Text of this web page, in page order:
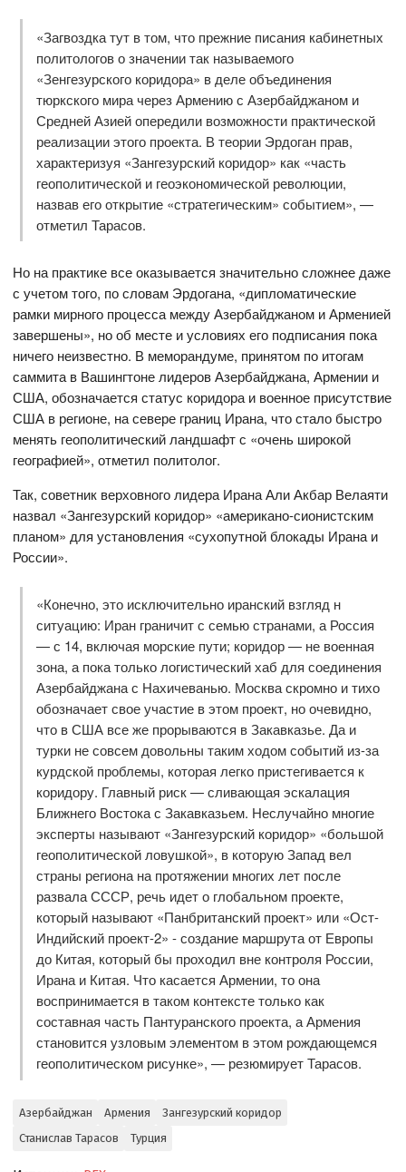
«Загвоздка тут в том, что прежние писания кабинетных
политологов о значении так называемого
«Зенгезурского коридора» в деле объединения
тюркского мира через Армению с Азербайджаном и
Средней Азией опередили возможности практической
реализации этого проекта. В теории Эрдоган прав,
характеризуя «Зангезурский коридор» как «часть
геополитической и геоэкономической революции,
назвав его открытие «стратегическим» событием», —
отметил Тарасов.
Но на практике все оказывается значительно сложнее даже
с учетом того, по словам Эрдогана, «дипломатические
рамки мирного процесса между Азербайджаном и Арменией
завершены», но об месте и условиях его подписания пока
ничего неизвестно. В меморандуме, принятом по итогам
саммита в Вашингтоне лидеров Азербайджана, Армении и
США, обозначается статус коридора и военное присутствие
США в регионе, на севере границ Ирана, что стало быстро
менять геополитический ландшафт с «очень широкой
географией», отметил политолог.
Так, советник верховного лидера Ирана Али Акбар Велаяти
назвал «Зангезурский коридор» «американо-сионистским
планом» для установления «сухопутной блокады Ирана и
России».
«Конечно, это исключительно иранский взгляд н
ситуацию: Иран граничит с семью странами, а Россия
— с 14, включая морские пути; коридор — не военная
зона, а пока только логистический хаб для соединения
Азербайджана с Нахичеванью. Москва скромно и тихо
обозначает свое участие в этом проект, но очевидно,
что в США все же прорываются в Закавказье. Да и
турки не совсем довольны таким ходом событий из-за
курдской проблемы, которая легко пристегивается к
коридору. Главный риск — сливающая эскалация
Ближнего Востока с Закавказьем. Неслучайно многие
эксперты называют «Зангезурский коридор» «большой
геополитической ловушкой», в которую Запад вел
страны региона на протяжении многих лет после
развала СССР, речь идет о глобальном проекте,
который называют «Панбританский проект» или «Ост-
Индийский проект-2» - создание маршрута от Европы
до Китая, который бы проходил вне контроля России,
Ирана и Китая. Что касается Армении, то она
воспринимается в таком контексте только как
составная часть Пантуранского проекта, а Армения
становится узловым элементом в этом рождающемся
геополитическом рисунке», — резюмирует Тарасов.
Азербайджан Армения
Зангезурский коридор
Станислав Тарасов
Турция